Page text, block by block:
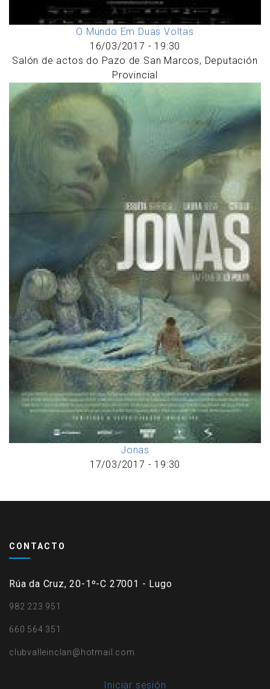
O Mundo Em Duas Voltas
16/03/2017 - 19:30
Salón de actos do Pazo de San Marcos, Deputación
Provincial
Jonas
17/03/2017 - 19:30
CONTACTO
Rúa da Cruz, 20-1º-C 27001 - Lugo
982 223 951
660 564 351
clubvalleinclan@hotmail.com
Iniciar sesión